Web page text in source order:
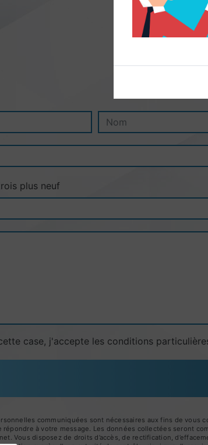
plus neuf
case, j'accepte les conditions
communiquées sont nécessaires aux fins de
répondre à votre message. Les données collectées seront
Vous disposez de droits d’accès, de rectification,